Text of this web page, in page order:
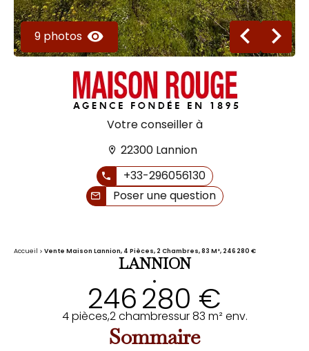
9 photos
Votre conseiller à
22300 Lannion
+33-296056130
Poser une question
Accueil Vente Maison Lannion, 4 Pièces, 2 Chambres, 83 M², 246 280 €
LANNION
•
246 280 €
4 pièces,2 chambressur 83 m² env.
Sommaire